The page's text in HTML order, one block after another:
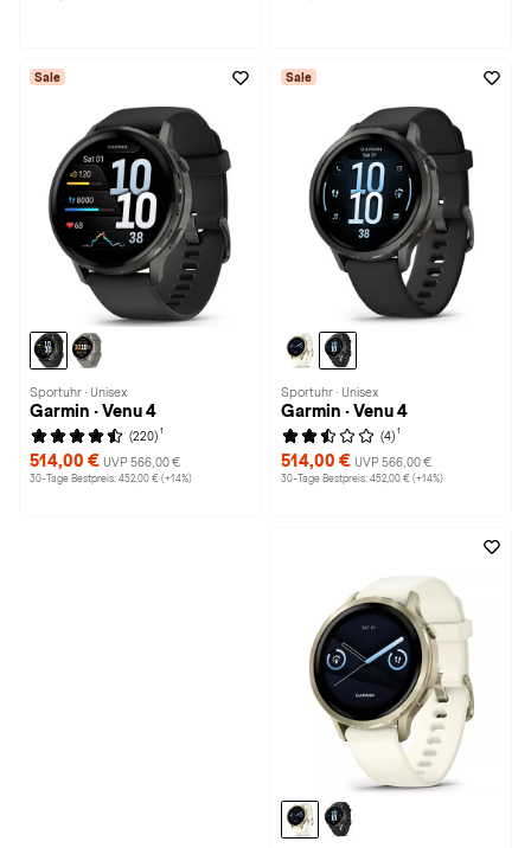
Sale
Sportuhr · Unisex
Garmin · Venu 4
(220) 1
514,00 € UVP 566,00 €
30-Tage Bestpreis: 452,00 € (+14%)
Sale
Sportuhr · Unisex
Garmin · Venu 4
(4) 1
514,00 € UVP 566,00 €
30-Tage Bestpreis: 452,00 € (+14%)